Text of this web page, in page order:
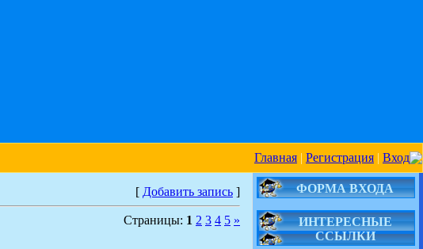
Главная | Регистрация | Вход
[ Добавить запись ]
Страницы: 1 2 3 4 5 »
ФОРМА ВХОДА
ИНТЕРЕСНЫЕ
ССЫЛКИ